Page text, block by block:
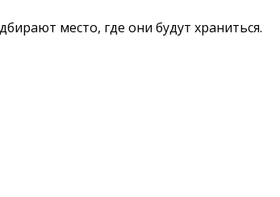
место, где они будут храниться.